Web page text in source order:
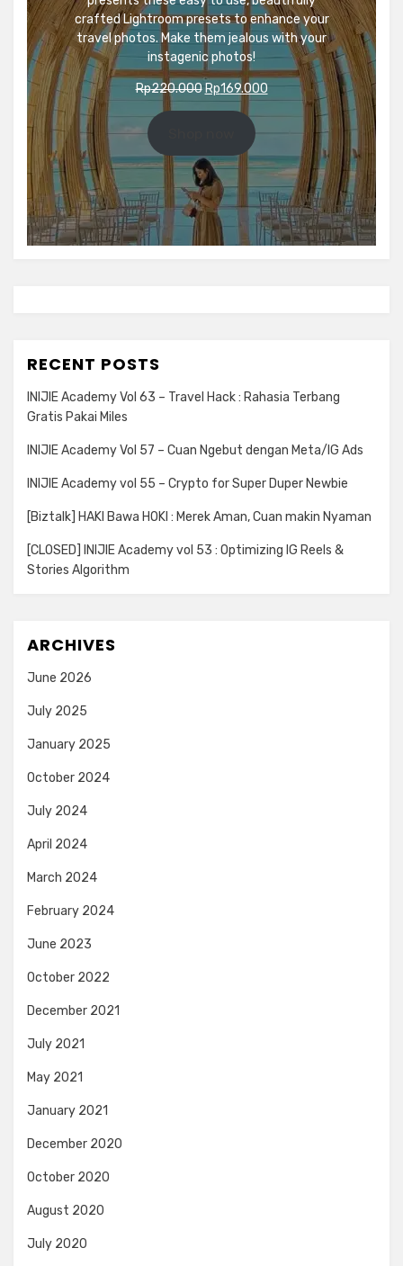
crafted Lightroom presets to enhance your
travel photos. Make them jealous with your
instagenic photos!
Rp220.000 Original
price
Rp220.000.
Rp169.000Current
price
Rp169.000.
RECENT POSTS
INIJIE Academy Vol 63 – Travel Hack : Rahasia Terbang
Gratis Pakai Miles
INIJIE Academy Vol 57 – Cuan Ngebut dengan Meta/IG Ads
INIJIE Academy vol 55 – Crypto for Super Duper Newbie
[Biztalk] HAKI Bawa HOKI : Merek Aman, Cuan makin Nyaman
[CLOSED] INIJIE Academy vol 53 : Optimizing IG Reels &
Stories Algorithm
ARCHIVES
June 2026
July 2025
January 2025
October 2024
July 2024
April 2024
March 2024
February 2024
June 2023
October 2022
December 2021
July 2021
May 2021
January 2021
December 2020
October 2020
August 2020
July 2020